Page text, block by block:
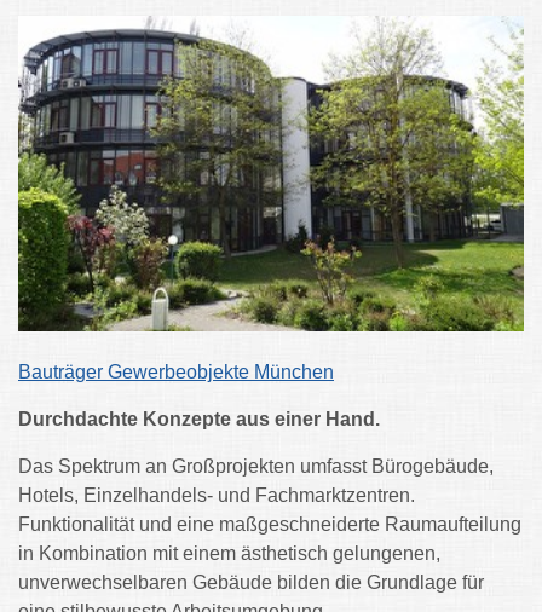
Bauträger Gewerbeobjekte München
Durchdachte Konzepte aus einer Hand.
Das Spektrum an Großprojekten umfasst Bürogebäude,
Hotels, Einzelhandels- und Fachmarktzentren.
Funktionalität und eine maßgeschneiderte Raumaufteilung
in Kombination mit einem ästhetisch gelungenen,
unverwechselbaren Gebäude bilden die Grundlage für